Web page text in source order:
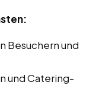
Besuchern und
und Catering-